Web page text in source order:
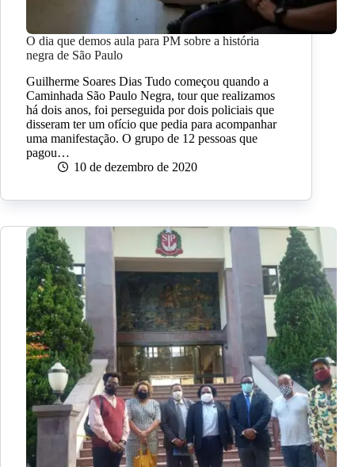
O dia que demos aula para PM sobre a história
negra de São Paulo
Guilherme Soares Dias Tudo começou quando a
Caminhada São Paulo Negra, tour que realizamos
há dois anos, foi perseguida por dois policiais que
disseram ter um ofício que pedia para acompanhar
uma manifestação. O grupo de 12 pessoas que
pagou…
10 de dezembro de 2020